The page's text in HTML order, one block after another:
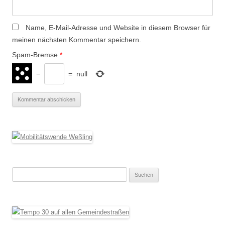
Name, E-Mail-Adresse und Website in diesem Browser für
meinen nächsten Kommentar speichern.
Spam-Bremse *
− = null